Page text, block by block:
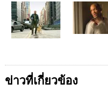
ข่าวที่เกี่ยวข้อง